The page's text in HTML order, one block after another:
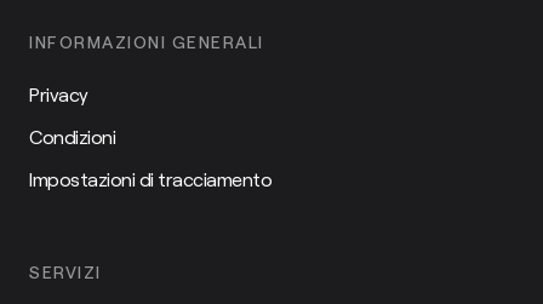
INFORMAZIONI GENERALI
Privacy
Condizioni
Impostazioni di tracciamento
SERVIZI